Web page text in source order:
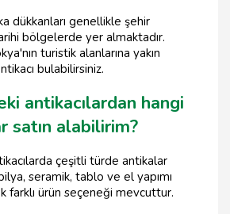
dükkanları genellikle şehir
bölgelerde yer almaktadır.
turistik alanlarına yakın
bulabilirsiniz.
antikacılardan hangi
satın alabilirim?
çeşitli türde antikalar
seramik, tablo ve el yapımı
farklı ürün seçeneği mevcuttur.